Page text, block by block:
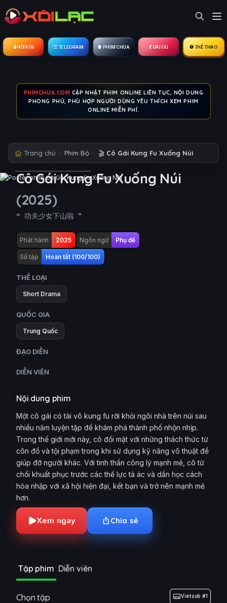
🔒︎ HỘI KÍN ☰ TELEGRAM 🍿 PHIM CHÙA 💃 GÁI GÚ ⚽ THỂ THAO
PHIMCHUA.COM CẬP NHẬT PHIM ONLINE LIÊN TỤC, NỘI DUNG
PHONG PHÚ, PHÙ HỢP NGƯỜI DÙNG YÊU THÍCH XEM PHIM
ONLINE MIỄN PHÍ.
Trang chủ Phim Bộ 🎬 Cô Gái Kung Fu Xuống Núi
Cô Gái Kung Fu Xuống Núi
(2025)
功夫少女下山啦
Phát hành 2025 Ngôn ngữ Phụ đề
Số tập Hoàn tất (100/100)
THỂ LOẠI
Short Drama
QUỐC GIA
Trung Quốc
ĐẠO DIỄN
DIỄN VIÊN
Nội dung phim
Một cô gái có tài võ kung fu rời khỏi ngôi nhà trên núi sau
nhiều năm luyện tập để khám phá thành phố nhộn nhịp.
Trong thế giới mới này, cô đối mặt với những thách thức từ
côn đồ và tội phạm trong khi sử dụng kỹ năng võ thuật để
giúp đỡ người khác. Với tinh thần công lý mạnh mẽ, cô từ
chối khuất phục trước các thế lực tà ác và dần học cách
hòa nhập với xã hội hiện đại, kết bạn và trở nên mạnh mẽ
hơn.
Xem ngay Chia sẻ
Tập phim Diễn viên
Chọn tập Vietsub #1